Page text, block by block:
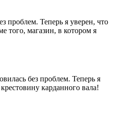
проблем. Теперь я уверен, что
того, магазин, в котором я
без проблем. Теперь я
карданного вала!